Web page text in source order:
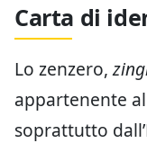
Carta di
Lo zenzero,
appartenente
soprattutto